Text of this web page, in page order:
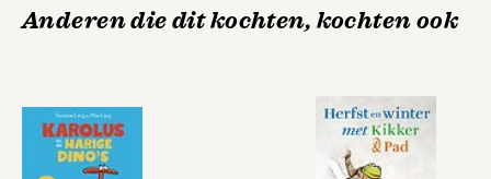
Anderen die dit kochten, kochten ook